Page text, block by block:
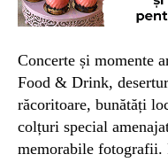
Concerte și momente
Food & Drink,
răcoritoare, bunătăți
colțuri special
memorabile fotografii.